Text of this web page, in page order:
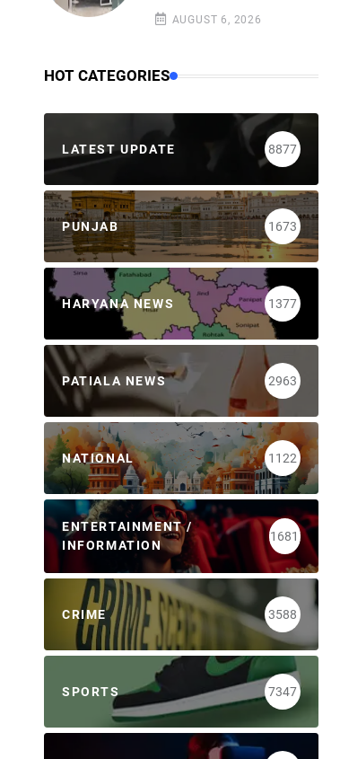
AUGUST 6, 2026
HOT CATEGORIES
LATEST UPDATE 8877
PUNJAB 1673
HARYANA NEWS 1377
PATIALA NEWS 2963
NATIONAL 1122
ENTERTAINMENT /
INFORMATION
1681
CRIME 3588
SPORTS 7347